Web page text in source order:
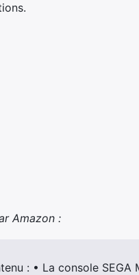
Amazon :
: • La console SEGA